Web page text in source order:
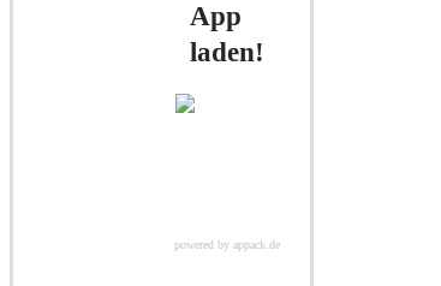
App
laden!
powered by appack.de